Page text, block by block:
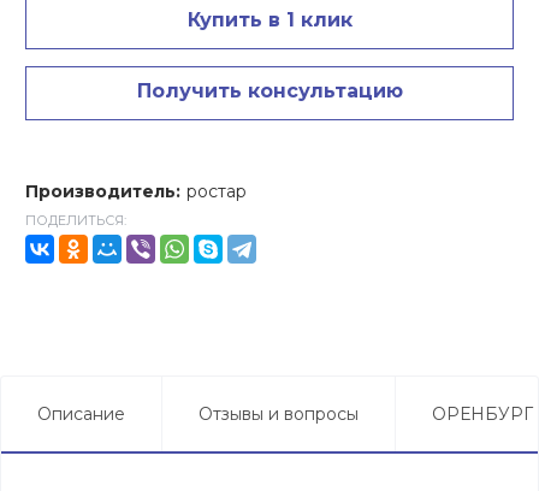
Купить в 1 клик
Получить консультацию
Производитель: ростар
ПОДЕЛИТЬСЯ:
Описание Отзывы и вопросы ОРЕНБУРГ